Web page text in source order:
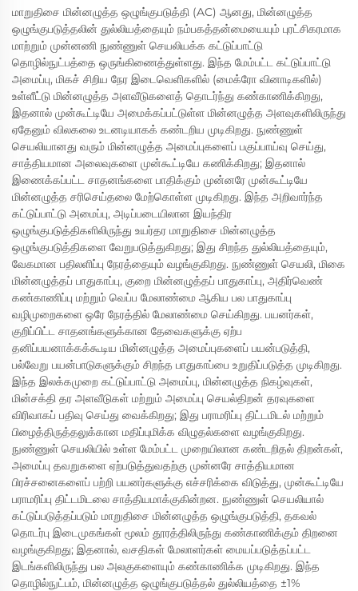
மாறுதிசை மின்னழுத்த ஒழுங்குபடுத்தி (AC) ஆனது, மின்னழுத்த
ஒழுங்குபடுத்தலின் துல்லியத்தையும் நம்பகத்தன்மையையும் புரட்சிகரமாக
மாற்றும் முன்னணி நுண்ணுள் செயலியக்க கட்டுப்பாட்டு
தொழில்நுட்பத்தை ஒருங்கிணைத்துள்ளது. இந்த மேம்பட்ட கட்டுப்பாட்டு
அமைப்பு, மிகச் சிறிய நேர இடைவெளிகளில் (மைக்ரோ வினாடிகளில்)
உள்ளீட்டு மின்னழுத்த அளவீடுகளைத் தொடர்ந்து கண்காணிக்கிறது,
இதனால் முன்கூட்டியே அமைக்கப்பட்டுள்ள மின்னழுத்த அளவுகளிலிருந்து
ஏதேனும் விலகலை உடனடியாகக் கண்டறிய முடிகிறது. நுண்ணுள்
செயலியானது வரும் மின்னழுத்த அமைப்புகளைப் பகுப்பாய்வு செய்து,
சாத்தியமான அலைவுகளை முன்கூட்டியே கணிக்கிறது; இதனால்
இணைக்கப்பட்ட சாதனங்களை பாதிக்கும் முன்னரே முன்கூட்டியே
மின்னழுத்த சரிசெய்தலை மேற்கொள்ள முடிகிறது. இந்த அறிவார்ந்த
கட்டுப்பாட்டு அமைப்பு, அடிப்படையிலான இயந்திர
ஒழுங்குபடுத்திகளிலிருந்து உயர்தர மாறுதிசை மின்னழுத்த
ஒழுங்குபடுத்திகளை வேறுபடுத்துகிறது; இது சிறந்த துல்லியத்தையும்,
வேகமான பதிலளிப்பு நேரத்தையும் வழங்குகிறது. நுண்ணுள் செயலி, மிகை
மின்னழுத்தப் பாதுகாப்பு, குறை மின்னழுத்தப் பாதுகாப்பு, அதிர்வெண்
கண்காணிப்பு மற்றும் வெப்ப மேலாண்மை ஆகிய பல பாதுகாப்பு
வழிமுறைகளை ஒரே நேரத்தில் மேலாண்மை செய்கிறது. பயனர்கள்,
குறிப்பிட்ட சாதனங்களுக்கான தேவைகளுக்கு ஏற்ப
தனிப்பயனாக்கக்கூடிய மின்னழுத்த அமைப்புகளைப் பயன்படுத்தி,
பல்வேறு பயன்பாடுகளுக்கும் சிறந்த பாதுகாப்பை உறுதிப்படுத்த முடிகிறது.
இந்த இலக்கமுறை கட்டுப்பாட்டு அமைப்பு, மின்னழுத்த நிகழ்வுகள்,
மின்சக்தி தர அளவீடுகள் மற்றும் அமைப்பு செயல்திறன் தரவுகளை
விரிவாகப் பதிவு செய்து வைக்கிறது; இது பராமரிப்பு திட்டமிடல் மற்றும்
பிழைத்திருத்தலுக்கான மதிப்புமிக்க விழுதல்களை வழங்குகிறது.
நுண்ணுள் செயலியில் உள்ள மேம்பட்ட முறையிலான கண்டறிதல் திறன்கள்,
அமைப்பு தவறுகளை ஏற்படுத்துவதற்கு முன்னரே சாத்தியமான
பிரச்சனைகளைப் பற்றி பயனர்களுக்கு எச்சரிக்கை விடுத்து, முன்கூட்டியே
பராமரிப்பு திட்டமிடலை சாத்தியமாக்குகின்றன. நுண்ணுள் செயலியால்
கட்டுப்படுத்தப்படும் மாறுதிசை மின்னழுத்த ஒழுங்குபடுத்தி, தகவல்
தொடர்பு இடைமுகங்கள் மூலம் தூரத்திலிருந்து கண்காணிக்கும் திறனை
வழங்குகிறது; இதனால், வசதிகள் மேலாளர்கள் மையப்படுத்தப்பட்ட
இடங்களிலிருந்து பல அலகுகளையும் கண்காணிக்க முடிகிறது. இந்த
தொழில்நுட்பம், மின்னழுத்த ஒழுங்குபடுத்தல் துல்லியத்தை ±1%